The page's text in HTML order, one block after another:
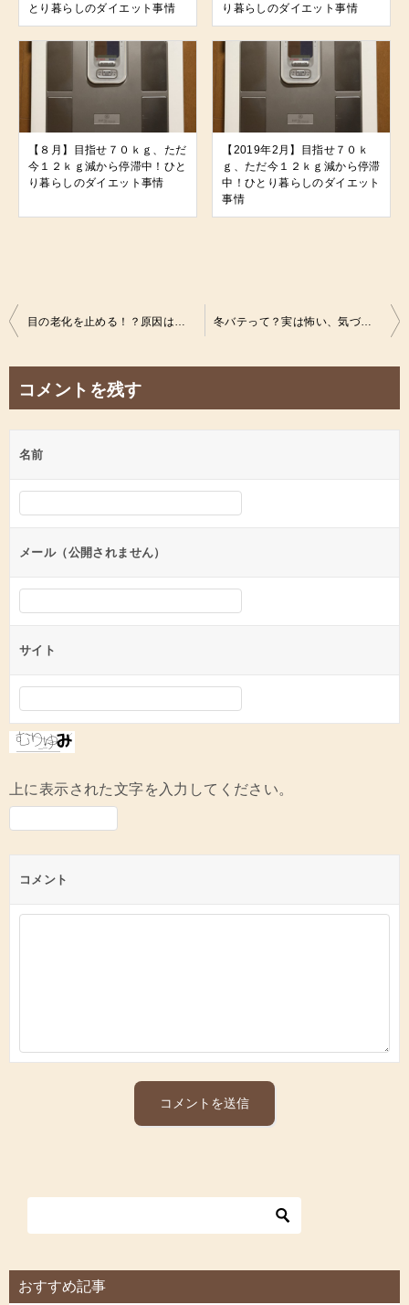
とり暮らしのダイエット事情
り暮らしのダイエット事情
【８月】目指せ７０ｋｇ、ただ
今１２ｋｇ減から停滞中！ひと
り暮らしのダイエット事情
【2019年2月】目指せ７０ｋ
ｇ、ただ今１２ｋｇ減から停滞
中！ひとり暮らしのダイエット
事情
投
ビ
ゲ
ー
シ
ン
冬バテって？実は怖い、気づかないうちになってるかもしれない冬バテの対策は？ひとり暮らしの健康事情
コメントを残す
名前
メール（公開されません）
サイト
上に表示された文字を入力してください。
コメント
おすすめ記事